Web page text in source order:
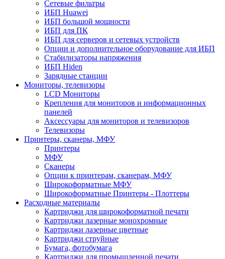
Сетевые фильтры
ИБП Huawei
ИБП большой мощности
ИБП для ПК
ИБП для серверов и сетевых устройств
Опции и дополнительное оборудование для ИБП
Стабилизаторы напряжения
ИБП Hiden
Зарядные станции
Мониторы, телевизоры
LCD Мониторы
Крепления для мониторов и информационных
панелей
Аксессуары для мониторов и телевизоров
Телевизоры
Принтеры, сканеры, МФУ
Принтеры
МФУ
Сканеры
Опции к принтерам, сканерам, МФУ
Широкоформатные МФУ
Широкоформатные Принтеры - Плоттеры
Расходные материалы
Картриджи для широкоформатной печати
Картриджи лазерные монохромные
Картриджи лазерные цветные
Картриджи струйные
Бумага, фотобумага
Картриджи для промышленной печати